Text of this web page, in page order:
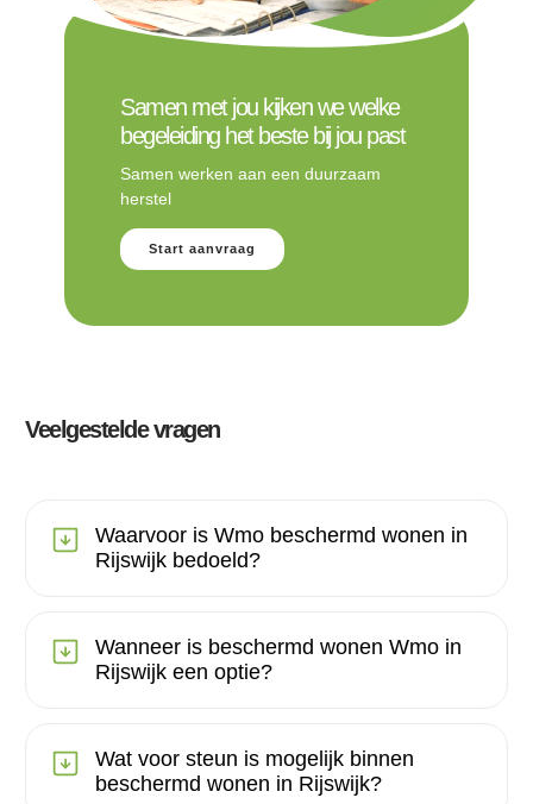
Samen met jou kijken we welke
begeleiding het beste bij jou past
Samen werken aan een duurzaam
herstel
Start aanvraag
Veelgestelde vragen
Waarvoor is Wmo beschermd wonen in
Rijswijk bedoeld?
Wanneer is beschermd wonen Wmo in
Rijswijk een optie?
Wat voor steun is mogelijk binnen
beschermd wonen in Rijswijk?